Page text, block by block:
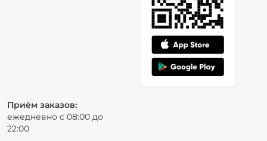
Приём заказов:
ежедневно с 08:00 до
22:00